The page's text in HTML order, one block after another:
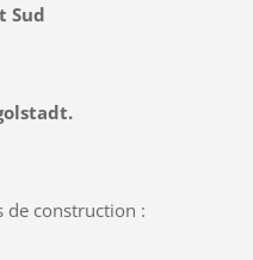
Sud
de construction :